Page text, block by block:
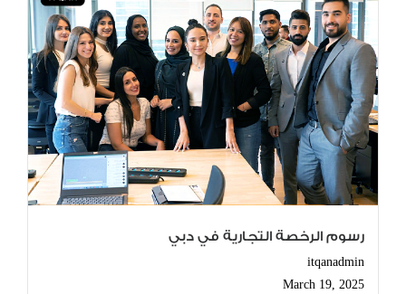
رسوم الرخصة التجارية في دبي
itqanadmin
March 19, 2025